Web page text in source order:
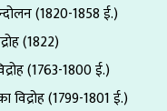
(1820-1858 ई.)
(1822)
(1763-1800 ई.)
विद्रोह (1799-1801 ई.)